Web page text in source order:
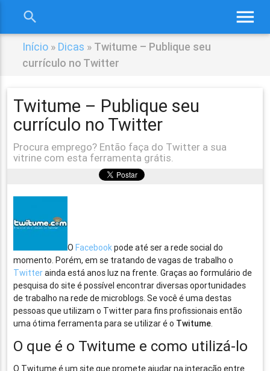
menu
search
Início » Dicas » Twitume – Publique seu
currículo no Twitter
Twitume – Publique seu
currículo no Twitter
Procura emprego? Então faça do Twitter a sua
vitrine com esta ferramenta grátis.
OFacebookpode até ser a rede social do
momento. Porém, em se tratando de vagas de trabalho o
Twitterainda está anos luz na frente. Graças ao formulário de
pesquisa do site é possível encontrar diversas oportunidades
de trabalho na rede de microblogs. Se você é uma destas
pessoas que utilizam o Twitter para fins profissionais então
uma ótima ferramenta para se utilizar é o Twitume.
O que é o Twitume e como utilizá-lo
O Twitume é um site que promete ajudar na interação entre